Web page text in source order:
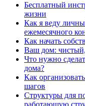
Бесплатный
жизни
Как я веду
ежемесячного
Как начать
Ваш дом:
Что нужно
дома?
Как
шагов
Структуры для